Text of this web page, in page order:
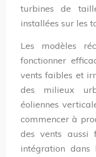
turbines de
installées sur les
Les modèles
fonctionner
vents faibles et
des milieux
éoliennes
commencer à
des vents aussi
intégration